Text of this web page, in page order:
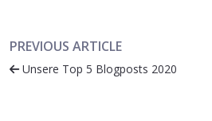
PREVIOUS ARTICLE
Unsere Top 5 Blogposts 2020